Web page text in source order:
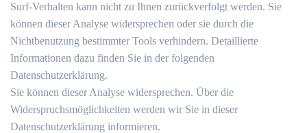
Surf-Verhalten kann nicht zu Ihnen zurückverfolgt werden. Sie
können dieser Analyse widersprechen oder sie durch die
Nichtbenutzung bestimmter Tools verhindern. Detaillierte
Informationen dazu finden Sie in der folgenden
Datenschutzerklärung.
Sie können dieser Analyse widersprechen. Über die
Widerspruchsmöglichkeiten werden wir Sie in dieser
Datenschutzerklärung informieren.